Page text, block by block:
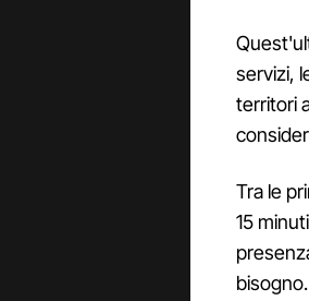
servizi,
territori
Tra le
15